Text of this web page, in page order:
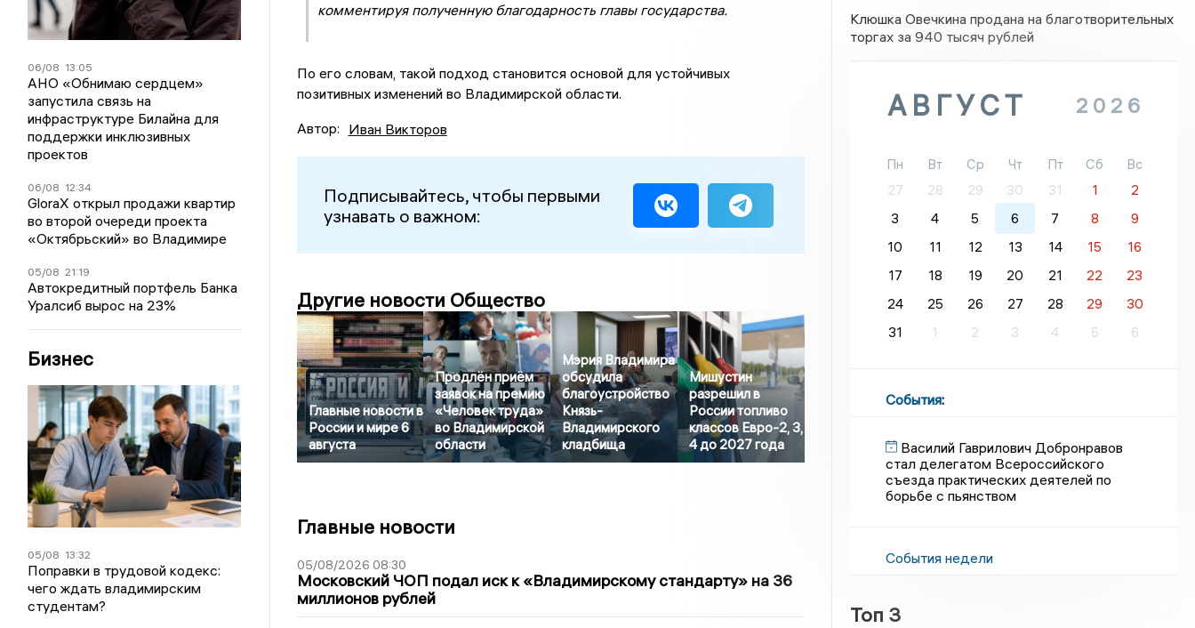
06/08 13:05
АНО «Обнимаю сердцем»
запустила связь на
инфраструктуре Билайна для
поддержки инклюзивных
проектов
06/08 12:34
GloraX открыл продажи квартир
во второй очереди проекта
«Октябрьский» во Владимире
05/08 21:19
Автокредитный портфель Банка
Уралсиб вырос на 23%
Бизнес
05/08 13:32
Поправки в трудовой кодекс:
чего ждать владимирским
студентам?
комментируя полученную благодарность главы государства.
По его словам, такой подход становится основой для устойчивых
позитивных изменений во Владимирской области.
Автор: Иван Викторов
Подписывайтесь, чтобы первыми
узнавать о важном:
Другие новости Общество
Главные новости в
России и мире 6
августа
Продлён приём
заявок на премию
«Человек труда»
во Владимирской
области
Мэрия Владимира
обсудила
благоустройство
Князь-
Владимирского
кладбища
Мишустин
разрешил в
России топливо
классов Евро-2, 3,
4 до 2027 года
Главные новости
05/08/2026 08:30
Московский ЧОП подал иск к «Владимирскому стандарту» на 36
миллионов рублей
Клюшка Овечкина продана на благотворительных
торгах за 940 тысяч рублей
АВГУСТ 2026
Пн Вт Ср Чт Пт Сб
Вс
27
28 29 30 31 1
2
3
4 5 6 7 8
9
10
11 12 13 14 15
16
17
18 19 20 21 22
23
24
25 26 27 28 29
30
31
1 2 3 4 5 6
События:
Василий Гаврилович Добронравов
стал делегатом Всероссийского
съезда практических деятелей по
борьбе с пьянством
События недели
Топ 3